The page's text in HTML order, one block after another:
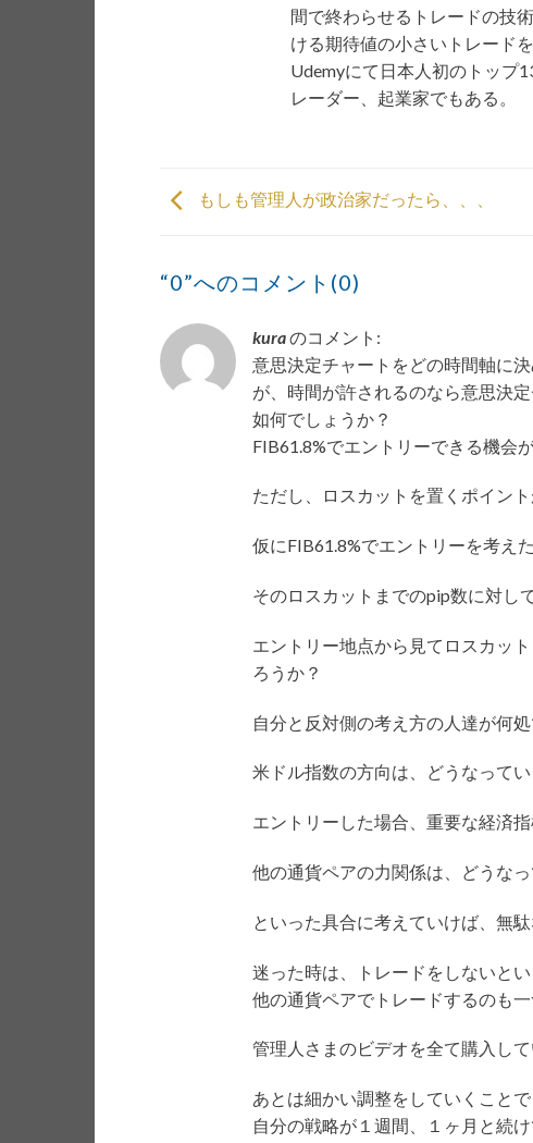
間で終わらせるトレードの技
ける期待値の小さいトレード
Udemyにて日本人初のトップ
レーダー、起業家でもある。
もしも管理人が政治家だったら、、、
“0”へのコメント(0)
kuraのコメント:
意思決定チャートをどの時間軸に
が、時間が許されるのなら意思決
如何でしょうか？
FIB61.8%でエントリーできる機会
ただし、ロスカットを置くポイン
仮にFIB61.8%でエントリーを考え
そのロスカットまでのpip数に対し
エントリー地点から見てロスカッ
ろうか？
自分と反対側の考え方の人達が何
米ドル指数の方向は、どうなってい
エントリーした場合、重要な経済
他の通貨ペアの力関係は、どうな
といった具合に考えていけば、無
迷った時は、トレードをしないと
他の通貨ペアでトレードするのも一
管理人さまのビデオを全て購入し
あとは細かい調整をしていくこと
自分の戦略が１週間、１ヶ月と続